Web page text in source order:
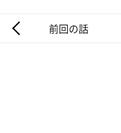
前回の話